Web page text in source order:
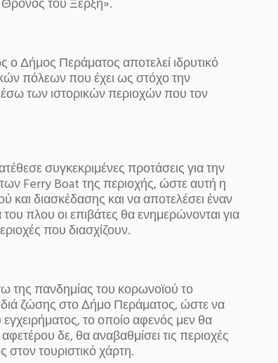
του Ξέρξη».
Δήμος Περάματος αποτελεί ιδρυτικό
πόλεων που έχει ως στόχο την
των ιστορικών περιοχών που τον
συγκεκριμένες προτάσεις για την
Ferry Boat της περιοχής, ώστε αυτή η
και διασκέδασης και να αποτελέσει έναν
πλου οι επιβάτες θα ενημερώνονται για
που διασχίζουν.
της πανδημίας του κορωνοϊού το
ζώσης στο Δήμο Περάματος, ώστε να
το οποίο αφενός μεν θα
δε, θα αναβαθμίσει τις περιοχές
τουριστικό χάρτη.